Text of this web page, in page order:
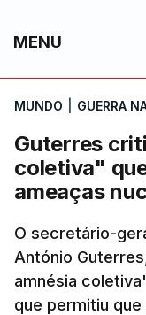
MENU
MUNDO GUERRA
Guterres
coletiva"
ameaças
O secretário-
António
amnésia
que permitiu